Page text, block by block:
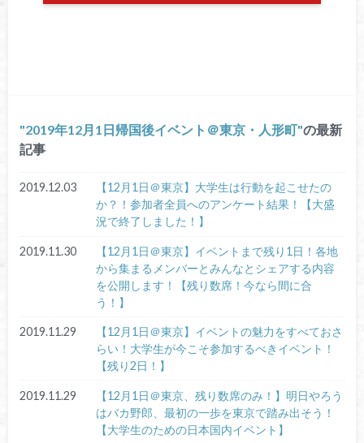
2019年12月1日帰国後イベント＠東京・人形町 の最新
記事
2019.12.03
【12月1日＠東京】大学生は行動を起こせたの
か？！参加者全員へのアンケート結果！【大盛
況で終了しました！】
2019.11.30
【12月1日＠東京】イベントまで残り1日！各地
から集まるメンバーとみんなとシェアする内容
を公開します！【残り数席！今なら間に合
う！】
2019.11.29
【12月1日＠東京】イベントの魅力をすべておさ
らい！大学生が今こそ参加するべきイベント！
【残り2日！】
2019.11.29
【12月1日＠東京、残り数席のみ！】明日やろう
はバカ野郎、最初の一歩を東京で踏み出そう！
【大学生のための日本国内イベント】